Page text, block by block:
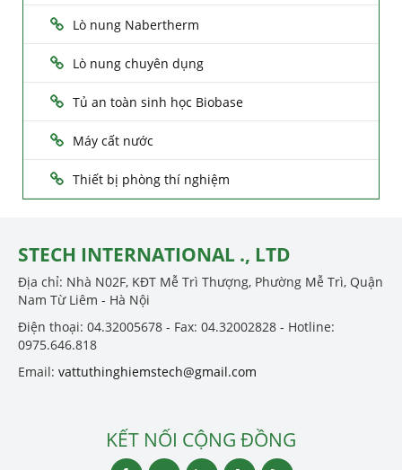
Lò nung Nabertherm
Lò nung chuyên dụng
Tủ an toàn sinh học Biobase
Máy cất nước
Thiết bị phòng thí nghiệm
STECH INTERNATIONAL ., LTD
Địa chỉ: Nhà N02F, KĐT Mễ Trì Thượng, Phường Mễ Trì, Quận
Nam Từ Liêm - Hà Nội
Điện thoại: 04.32005678 - Fax: 04.32002828 - Hotline:
0975.646.818
Email: vattuthinghiemstech@gmail.com
KẾT NỐI CỘNG ĐỒNG